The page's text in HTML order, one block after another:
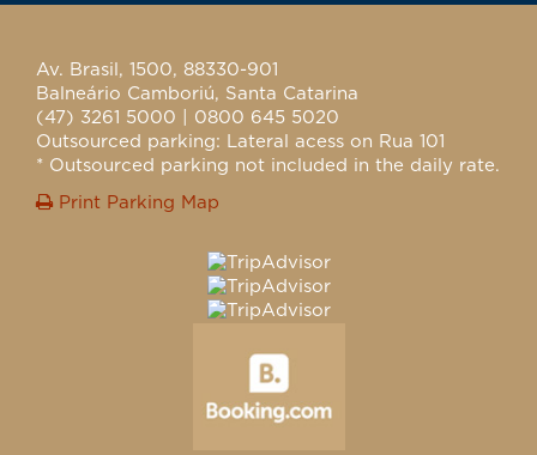
Av. Brasil, 1500, 88330-901
Balneário Camboriú, Santa Catarina
(47) 3261 5000 | 0800 645 5020
Outsourced parking: Lateral acess on Rua 101
* Outsourced parking not included in the daily rate.
Print Parking Map